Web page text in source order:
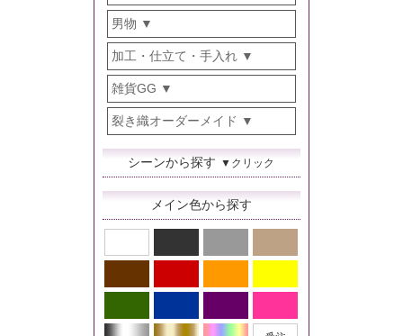
男物
加工・仕立て・手入れ
雑貨GG
裂き織オーダーメイド
シーンから探す ▼クリック
メイン色から探す